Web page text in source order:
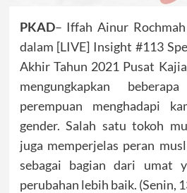
PKAD– Iffah Ainur
dalam [LIVE] Insight #113
Akhir Tahun 2021 Pusat
mengungkapkan
perempuan menghadapi
gender. Salah satu tokoh
juga memperjelas peran
sebagai bagian dari umat
perubahan lebih baik. (Senin,